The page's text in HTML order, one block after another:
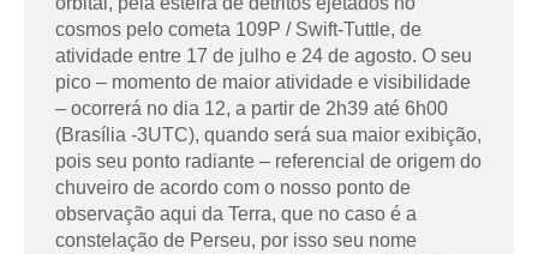
cosmos pelo cometa 109P / Swift-Tuttle, de
atividade entre 17 de julho e 24 de agosto. O seu
pico – momento de maior atividade e visibilidade
– ocorrerá no dia 12, a partir de 2h39 até 6h00
(Brasília -3UTC), quando será sua maior exibição,
pois seu ponto radiante – referencial de origem do
chuveiro de acordo com o nosso ponto de
observação aqui da Terra, que no caso é a
constelação de Perseu, por isso seu nome